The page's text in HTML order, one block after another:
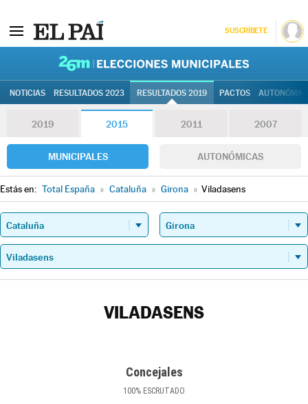
SUSCRÍBETE
NOTICIAS RESULTADOS 2023 RESULTADOS 2019 PACTOS
2019 2015 2011 2007
MUNICIPALES AUTONÓMICAS
Estás en: Total España » Cataluña » Girona » Viladasens
VILADASENS
Concejales
100% ESCRUTADO